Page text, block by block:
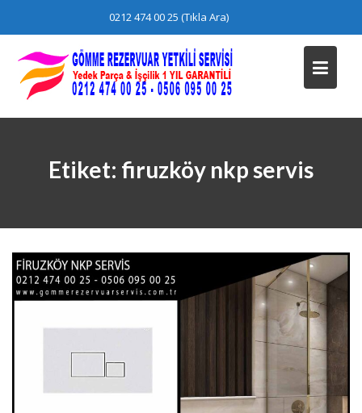
content
0212 474 00 25 (Tıkla Ara)
Etiket: firuzköy nkp servis